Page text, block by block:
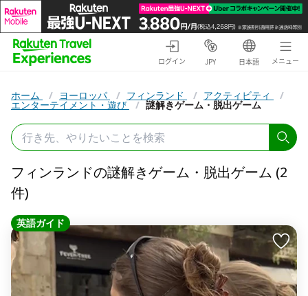
ログイン JPY 日本語 メニュー
ホーム / ヨーロッパ / フィンランド / アクティビティ /
エンターテイメント・遊び / 謎解きゲーム・脱出ゲーム
フィンランドの謎解きゲーム・脱出ゲーム (2
件)
英語ガイド